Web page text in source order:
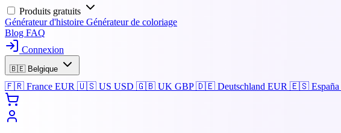
Produits gratuits
Générateur d'histoire Générateur de coloriage
Blog FAQ
Connexion
🇧🇪 Belgique
🇫🇷 France EUR 🇺🇸 US USD 🇬🇧 UK GBP 🇩🇪 Deutschland EUR 🇪🇸 España